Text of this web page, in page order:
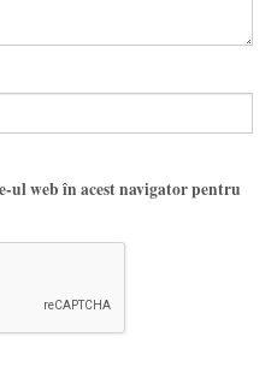
ul web în acest navigator pentru